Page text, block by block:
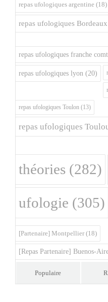
repas ufologiques argentine (18)
repas ufologiques Bordeaux
repas ufologiques franche
repas ufologiques lyon (20)
repas ufologiques Toulon (13)
repas ufologiques
théories (282)
ufologie (305)
[Partenaire] Montpellier (18)
[Repas Partenaire] Buenos-
Populaire